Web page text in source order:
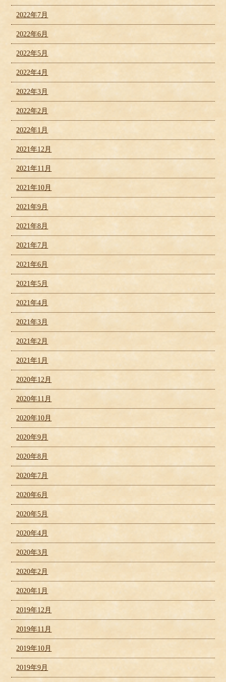
2022年7月
2022年6月
2022年5月
2022年4月
2022年3月
2022年2月
2022年1月
2021年12月
2021年11月
2021年10月
2021年9月
2021年8月
2021年7月
2021年6月
2021年5月
2021年4月
2021年3月
2021年2月
2021年1月
2020年12月
2020年11月
2020年10月
2020年9月
2020年8月
2020年7月
2020年6月
2020年5月
2020年4月
2020年3月
2020年2月
2020年1月
2019年12月
2019年11月
2019年10月
2019年9月